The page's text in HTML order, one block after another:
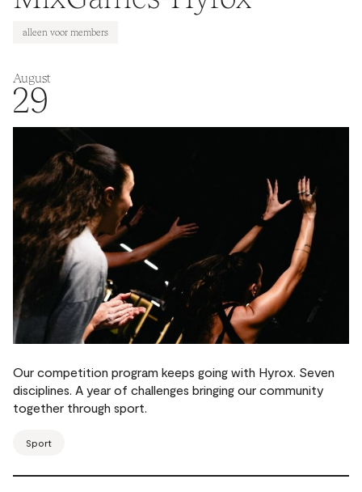
August
29
alleen voor members
Our competition program keeps going with Hyrox. Seven
disciplines. A year of challenges bringing our community
together through sport.
Sport